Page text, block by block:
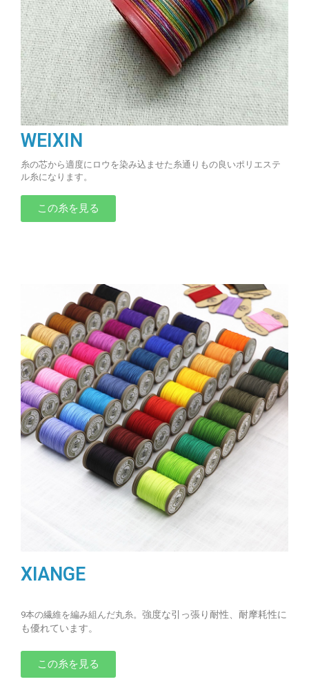
WEIXIN
糸の芯から適度にロウを染み込ませた糸通りもの良いポリエステ
ル糸になります。
この糸を見る
XIANGE
9本の繊維を編み組んだ丸糸。 強度な引っ張り耐性、耐摩耗性に
も優れています。
この糸を見る